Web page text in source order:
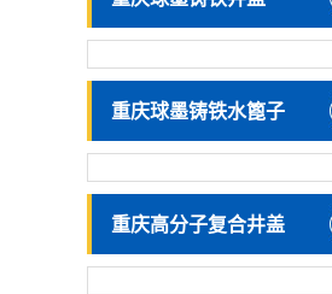
重庆球墨铸铁水篦子
重庆高分子复合井盖